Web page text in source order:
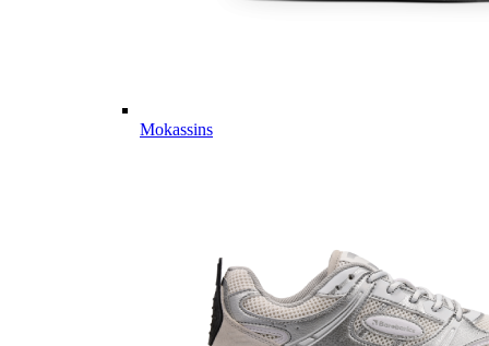
Mokassins